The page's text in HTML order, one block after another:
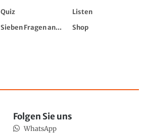
Quiz
Listen
Sieben Fragen an...
Shop
Folgen Sie uns
WhatsApp